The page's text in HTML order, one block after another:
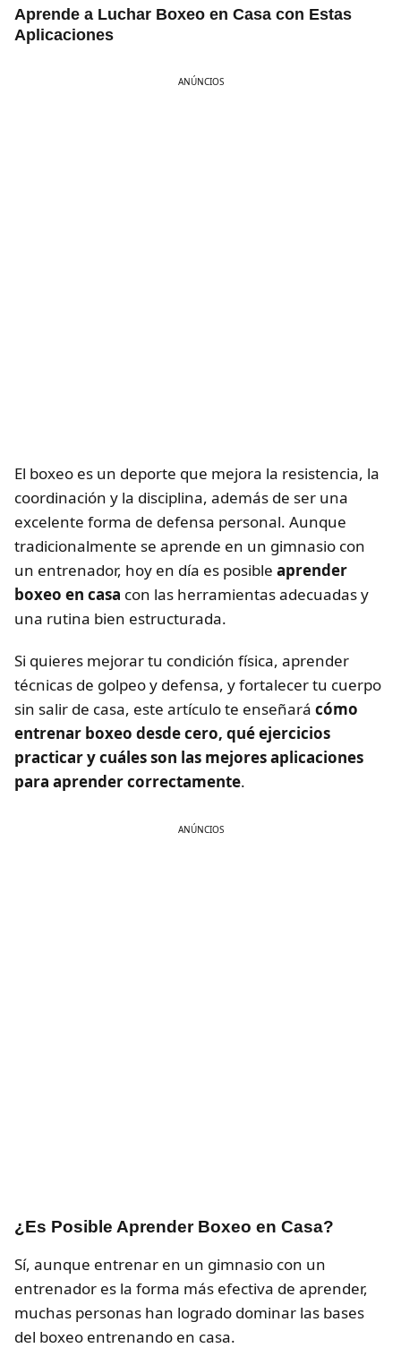
Aprende a Luchar Boxeo en Casa con Estas
Aplicaciones
ANÚNCIOS
El boxeo es un deporte que mejora la resistencia, la
coordinación y la disciplina, además de ser una
excelente forma de defensa personal. Aunque
tradicionalmente se aprende en un gimnasio con
un entrenador, hoy en día es posible aprender
boxeo en casa con las herramientas adecuadas y
una rutina bien estructurada.
Si quieres mejorar tu condición física, aprender
técnicas de golpeo y defensa, y fortalecer tu cuerpo
sin salir de casa, este artículo te enseñará cómo
entrenar boxeo desde cero, qué ejercicios
practicar y cuáles son las mejores aplicaciones
para aprender correctamente.
ANÚNCIOS
¿Es Posible Aprender Boxeo en Casa?
Sí, aunque entrenar en un gimnasio con un
entrenador es la forma más efectiva de aprender,
muchas personas han logrado dominar las bases
del boxeo entrenando en casa.